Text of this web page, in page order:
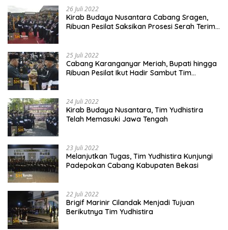
26 Juli 2022
Kirab Budaya Nusantara Cabang Sragen,
Ribuan Pesilat Saksikan Prosesi Serah Terima
25 Juli 2022
Cabang Karanganyar Meriah, Bupati hingga
Ribuan Pesilat Ikut Hadir Sambut Tim
24 Juli 2022
Kirab Budaya Nusantara, Tim Yudhistira
Telah Memasuki Jawa Tengah
23 Juli 2022
Melanjutkan Tugas, Tim Yudhistira Kunjungi
Padepokan Cabang Kabupaten Bekasi
22 Juli 2022
Brigif Marinir Cilandak Menjadi Tujuan
Berikutnya Tim Yudhistira